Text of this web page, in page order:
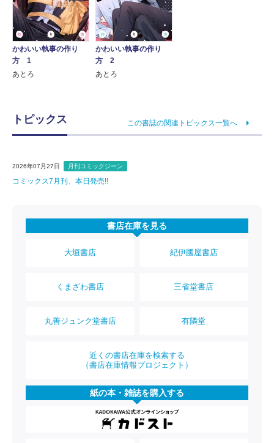
かわいい執事の作り
方 1
あとろ
かわいい執事の作り
方 2
あとろ
トピックス この書誌の関連トピックス一覧へ
2026年07月27日 月刊コミックジーン
コミックス7月刊、本日発売!!
書店在庫を見る
大垣書店 紀伊國屋書店
くまざわ書店 三省堂書店
丸善ジュンク堂書店 有隣堂
近くの書店在庫を検索する
（書店在庫情報プロジェクト）
紙の本・雑誌を購入する